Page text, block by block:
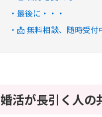
最後に・・・
📩 無料相談、随時受付
婚活が長引く人の